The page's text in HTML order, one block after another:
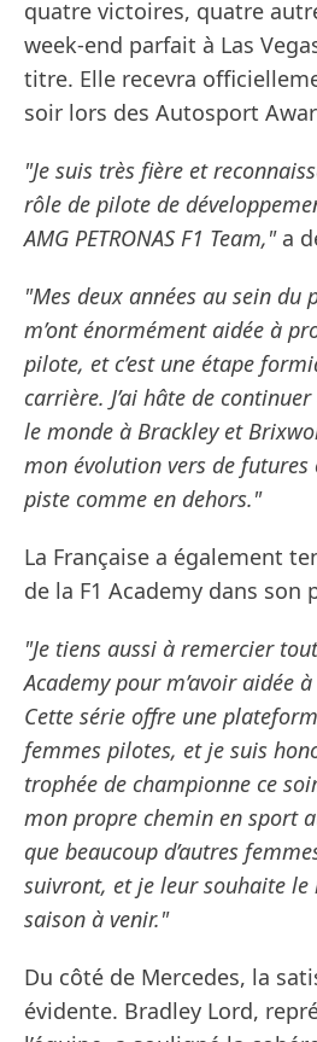
quatre victoires, quatre
week-end parfait à Las
titre. Elle recevra
soir lors des Autosport
"Je suis très fière et
rôle de pilote de
AMG PETRONAS F1 Team,"a
"Mes deux années au sein
m’ont énormément aidée à
pilote, et c’est une étape
carrière. J’ai hâte de
le monde à Brackley et
mon évolution vers de
piste comme en dehors."
La Française a également
de la F1 Academy dans son
"Je tiens aussi à remercier
Academy pour m’avoir aidée
Cette série offre une
femmes pilotes, et je suis
trophée de championne ce
mon propre chemin en sport
que beaucoup d’autres
suivront, et je leur souhaite
saison à venir."
Du côté de Mercedes, la
évidente. Bradley Lord,